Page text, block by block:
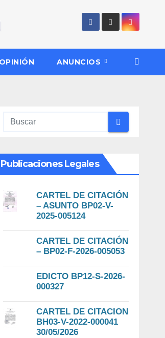
OPINIÓN ANUNCIOS
Publicaciones Legales
CARTEL DE CITACIÓN
– ASUNTO BP02-V-
2025-005124
CARTEL DE CITACIÓN
– BP02-F-2026-005053
EDICTO BP12-S-2026-
000327
CARTEL DE CITACION
BH03-V-2022-000041
30/05/2026